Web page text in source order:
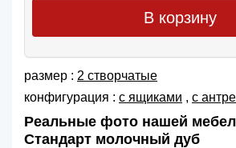
В корзину
размер : 2 створчатые
конфигурация : с ящиками , с
Реальные фото нашей
Стандарт молочный дуб